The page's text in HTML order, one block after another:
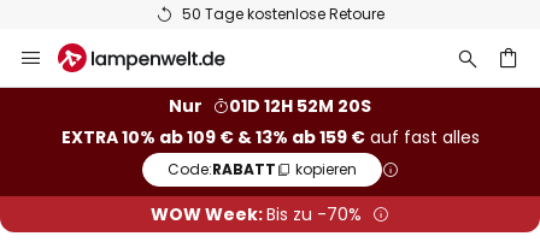
50 Tage kostenlose Retoure
Inhalt
Nur
01D 12H 52M 19S
EXTRA 10% ab 109 € & 13% ab 159 €auf fast alles
Code:RABATT kopieren
WOW Week:Bis zu -70%